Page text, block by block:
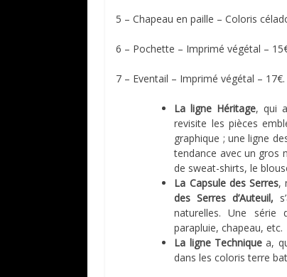
5 – Chapeau en paille – Coloris
6 – Pochette – Imprimé végétal –
7 – Eventail – Imprimé végétal – 17€.
La ligne Héritage, qui
revisite les pièces
graphique ; une ligne
tendance avec un gros
de sweat-shirts, le
La Capsule des Serres,
des Serres d’Auteuil,
naturelles. Une série
parapluie, chapeau, etc.
La ligne Technique a,
dans les coloris terre